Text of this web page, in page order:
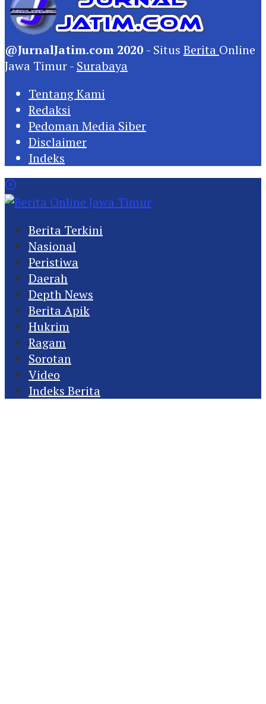
@JurnalJatim.com 2020 - Situs Berita Online
Jawa Timur - Surabaya
Tentang Kami
Redaksi
Pedoman Media Siber
Disclaimer
Indeks
Berita Terkini
Nasional
Peristiwa
Daerah
Depth News
Berita Apik
Hukrim
Ragam
Sorotan
Video
Indeks Berita